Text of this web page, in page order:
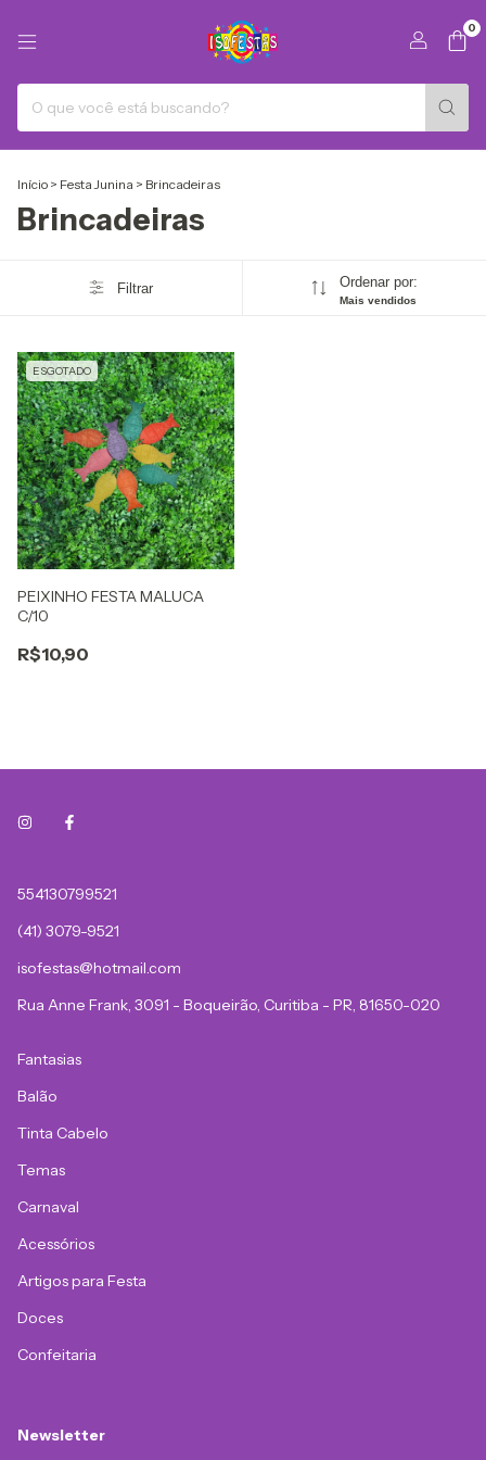
0
Início > Festa Junina > Brincadeiras
Brincadeiras
Filtrar Ordenar por:
Mais vendidos
ESGOTADO
PEIXINHO FESTA MALUCA
C/10
R$10,90
554130799521
(41) 3079-9521
isofestas@hotmail.com
Rua Anne Frank, 3091 - Boqueirão, Curitiba - PR, 81650-020
Fantasias
Balão
Tinta Cabelo
Temas
Carnaval
Acessórios
Artigos para Festa
Doces
Confeitaria
Newsletter